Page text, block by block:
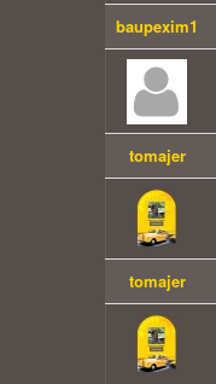
baupexim1
tomajer
tomajer